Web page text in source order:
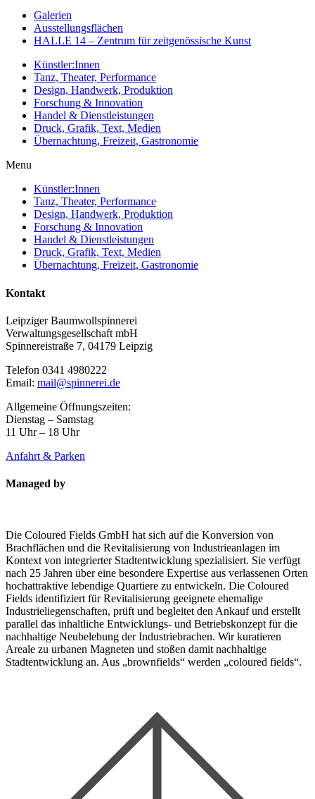
Galerien
Ausstellungsflächen
HALLE 14 – Zentrum für zeitgenössische Kunst
Künstler:Innen
Tanz, Theater, Performance
Design, Handwerk, Produktion
Forschung & Innovation
Handel & Dienstleistungen
Druck, Grafik, Text, Medien
Übernachtung, Freizeit, Gastronomie
Menu
Künstler:Innen
Tanz, Theater, Performance
Design, Handwerk, Produktion
Forschung & Innovation
Handel & Dienstleistungen
Druck, Grafik, Text, Medien
Übernachtung, Freizeit, Gastronomie
Kontakt
Leipziger Baumwollspinnerei
Verwaltungsgesellschaft mbH
Spinnereistraße 7, 04179 Leipzig
Telefon 0341 4980222
Email: mail@spinnerei.de
Allgemeine Öffnungszeiten:
Dienstag – Samstag
11 Uhr – 18 Uhr
Anfahrt & Parken
Managed by
Die Coloured Fields GmbH hat sich auf die Konversion von
Brachflächen und die Revitalisierung von Industrieanlagen im
Kontext von integrierter Stadtentwicklung spezialisiert. Sie verfügt
nach 25 Jahren über eine besondere Expertise aus verlassenen Orten
hochattraktive lebendige Quartiere zu entwickeln. Die Coloured
Fields identifiziert für Revitalisierung geeignete ehemalige
Industrieliegenschaften, prüft und begleitet den Ankauf und erstellt
parallel das inhaltliche Entwicklungs- und Betriebskonzept für die
nachhaltige Neubelebung der Industriebrachen. Wir kuratieren
Areale zu urbanen Magneten und stoßen damit nachhaltige
Stadtentwicklung an. Aus „brownfields“ werden „coloured fields“.